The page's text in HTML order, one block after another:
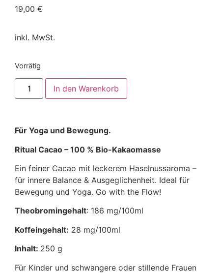
19,00 €
inkl. MwSt.
Vorrätig
In den Warenkorb
Für Yoga und Bewegung.
Ritual Cacao – 100 % Bio-Kakaomasse
Ein feiner Cacao mit leckerem Haselnussaroma –
für innere Balance & Ausgeglichenheit. Ideal für
Bewegung und Yoga. Go with the Flow!
Theobromingehalt: 186 mg/100ml
Koffeingehalt: 28 mg/100ml
Inhalt: 250 g
Für Kinder und schwangere oder stillende Frauen